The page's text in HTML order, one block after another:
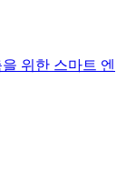
위한 스마트 엔